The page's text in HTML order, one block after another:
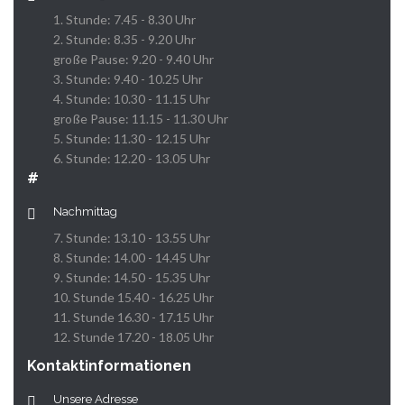
1. Stunde: 7.45 - 8.30 Uhr
2. Stunde: 8.35 - 9.20 Uhr
große Pause: 9.20 - 9.40 Uhr
3. Stunde: 9.40 - 10.25 Uhr
4. Stunde: 10.30 - 11.15 Uhr
große Pause: 11.15 - 11.30 Uhr
5. Stunde: 11.30 - 12.15 Uhr
6. Stunde: 12.20 - 13.05 Uhr
#
Nachmittag
7. Stunde: 13.10 - 13.55 Uhr
8. Stunde: 14.00 - 14.45 Uhr
9. Stunde: 14.50 - 15.35 Uhr
10. Stunde 15.40 - 16.25 Uhr
11. Stunde 16.30 - 17.15 Uhr
12. Stunde 17.20 - 18.05 Uhr
Kontaktinformationen
Unsere Adresse